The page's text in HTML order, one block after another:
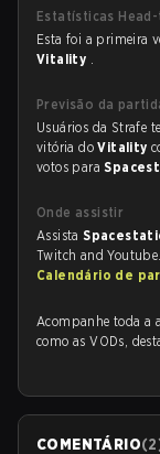
Estatísticas
Esta foi a primeira
Vitality .
Previsão da
Usuários da Strafe
vitória doVitality
votos para
Onde assistir
Assista
Twitch and
Calendário de
Acompanhe toda a
como as VODs,
COMENTÁRIO(2